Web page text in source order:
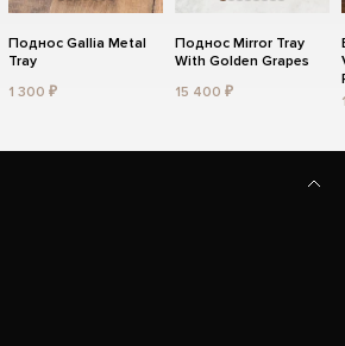
Поднос Gallia Metal
Tray
1 300 ₽
Поднос Mirror Tray
With Golden Grapes
15 400 ₽